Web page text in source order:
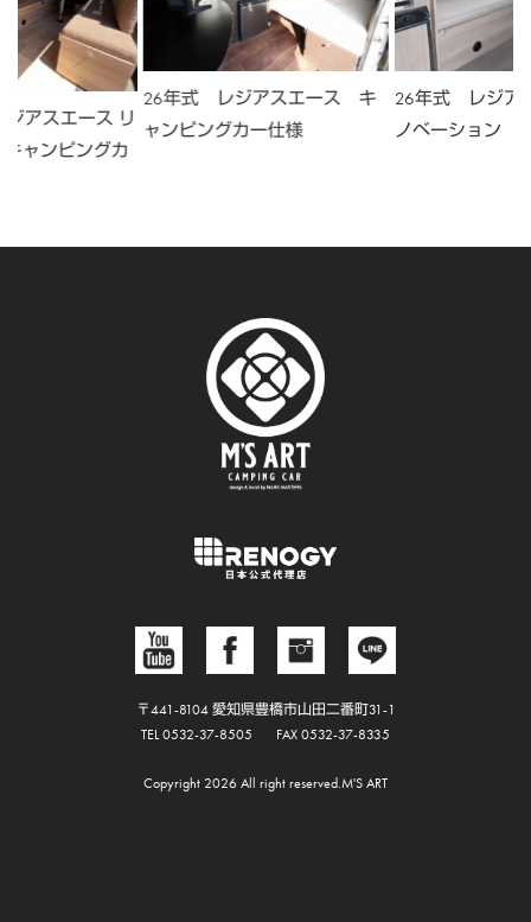
アスエース リ
ャンピングカ
26年式 レジアスエース キ
ャンピングカー仕様
26年式 レジア
ノベーション
〒441-8104 愛知県豊橋市山田二番町31-1
TEL 0532-37-8505
FAX 0532-37-8335
Copyright 2026 All right reserved.M'S ART